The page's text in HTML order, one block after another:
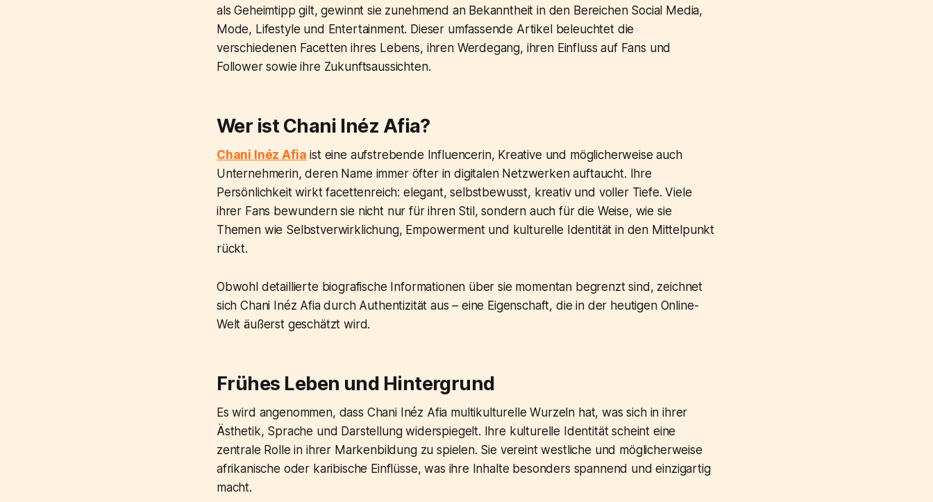
als Geheimtipp gilt, gewinnt sie zunehmend an Bekanntheit in den Bereichen Social Media,
Mode, Lifestyle und Entertainment. Dieser umfassende Artikel beleuchtet die
verschiedenen Facetten ihres Lebens, ihren Werdegang, ihren Einfluss auf Fans und
Follower sowie ihre Zukunftsaussichten.
Wer ist Chani Inéz Afia?
Chani Inéz Afia ist eine aufstrebende Influencerin, Kreative und möglicherweise auch
Unternehmerin, deren Name immer öfter in digitalen Netzwerken auftaucht. Ihre
Persönlichkeit wirkt facettenreich: elegant, selbstbewusst, kreativ und voller Tiefe. Viele
ihrer Fans bewundern sie nicht nur für ihren Stil, sondern auch für die Weise, wie sie
Themen wie Selbstverwirklichung, Empowerment und kulturelle Identität in den Mittelpunkt
rückt.
Obwohl detaillierte biografische Informationen über sie momentan begrenzt sind, zeichnet
sich Chani Inéz Afia durch Authentizität aus – eine Eigenschaft, die in der heutigen Online-
Welt äußerst geschätzt wird.
Frühes Leben und Hintergrund
Es wird angenommen, dass Chani Inéz Afia multikulturelle Wurzeln hat, was sich in ihrer
Ästhetik, Sprache und Darstellung widerspiegelt. Ihre kulturelle Identität scheint eine
zentrale Rolle in ihrer Markenbildung zu spielen. Sie vereint westliche und möglicherweise
afrikanische oder karibische Einflüsse, was ihre Inhalte besonders spannend und einzigartig
macht.